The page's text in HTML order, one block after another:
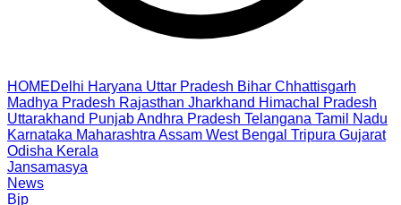
HOMEDelhi Haryana Uttar Pradesh Bihar Chhattisgarh
Madhya Pradesh Rajasthan Jharkhand Himachal Pradesh
Uttarakhand PunjabAndhra Pradesh Telangana Tamil Nadu
Karnataka Maharashtra Assam West Bengal Tripura Gujarat
Odisha Kerala
Jansamasya
News
Bjp